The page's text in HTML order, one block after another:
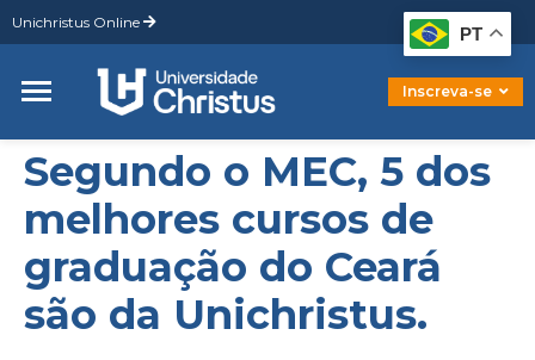
Unichristus Online
Inscreva-se
Graduação
Pós-Graduação
Mestrado
Doutorado
Segundo o MEC, 5 dos
melhores cursos de
graduação do Ceará
são da Unichristus.
PT